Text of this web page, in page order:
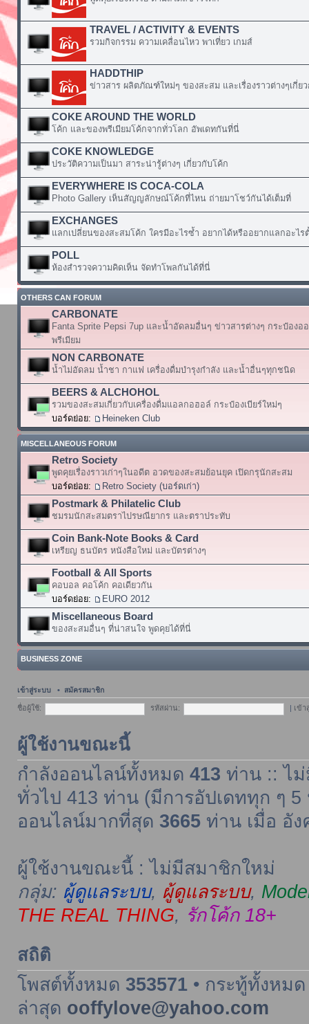
TRAVEL / ACTIVITY & EVENTS
รวมกิจกรรม ความเคลื่อนไหว พาเที่ยว เกมส์
HADDTHIP
ข่าวสาร ผลิตภัณฑ์ใหม่ๆ ของสะสม และเรื่องราวต่างๆเกี่ย
COKE AROUND THE WORLD
โค้ก และของพรีเมียมโค้กจากทั่วโลก อัพเดทกันที่นี่
COKE KNOWLEDGE
ประวัติความเป็นมา สาระน่ารู้ต่างๆ เกี่ยวกับโค้ก
EVERYWHERE IS COCA-COLA
Photo Gallery เห็นสัญญลักษณ์โค้กที่ไหน ถ่ายมาโชว์กันได้เต็มที่
EXCHANGES
แลกเปลี่ยนของสะสมโค้ก ใครมีอะไรซ้ำ อยากได้หรืออยากแลกอะไร
POLL
ห้องสำรวจความคิดเห็น จัดทำโพลกันได้ที่นี่
OTHERS CAN FORUM
CARBONATE
Fanta Sprite Pepsi 7up และน้ำอัดลมอื่นๆ ข่าวสารต่างๆ กระป๋องอ
พรีเมียม
NON CARBONATE
น้ำไม่อัดลม น้ำชา กาแฟ เครื่องดื่มบำรุงกำลัง และน้ำอื่นๆทุกชนิด
BEERS & ALCHOHOL
รวมของสะสมเกี่ยวกับเครื่องดื่มแอลกอฮอล์ กระป๋องเบียร์ใหม่ๆ
บอร์ดย่อย:
Heineken Club
MISCELLANEOUS FORUM
Retro Society
พูดคุยเรื่องราวเก่าๆในอดีต อวดของสะสมย้อนยุค เปิดกรุนักสะสม
บอร์ดย่อย:
Retro Society (บอร์ดเก่า)
Postmark & Philatelic Club
ชมรมนักสะสมตราไปรษณียากร และตราประทับ
Coin Bank-Note Books & Card
เหรียญ ธนบัตร หนังสือใหม่ และบัตรต่างๆ
Football & All Sports
คอบอล คอโค้ก คอเดียวกัน
บอร์ดย่อย:
EURO 2012
Miscellaneous Board
ของสะสมอื่นๆ ที่น่าสนใจ พูดคุยได้ที่นี่
BUSINESS ZONE
เข้าสู่ระบบ • สมัครสมาชิก
ชื่อผู้ใช้: รหัสผ่าน: เข้
ผู้ใช้งานขณะนี้
กำลังออนไลน์ทั้งหมด 413 ท่าน :: ไ
ทั่วไป 413 ท่าน (มีการอัปเดททุก ๆ 5
ออนไลน์มากที่สุด 3665ท่าน เมื่อ อัง
ผู้ใช้งานขณะนี้ : ไม่มีสมาชิกใหม่
กลุ่ม: ผู้ดูแลระบบ, ผู้ดูแลระบบ,
THE REAL THING, รักโค้ก 18+
สถิติ
โพสต์ทั้งหมด 353571• กระทู้ทั้งหม
ล่าสุด ooffylove@yahoo.com